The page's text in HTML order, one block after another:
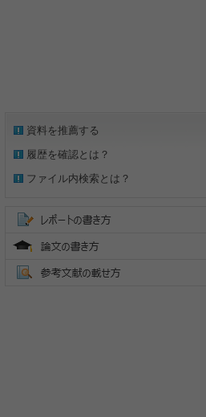
資料を推薦する
履歴を確認とは？
ファイル内検索とは？